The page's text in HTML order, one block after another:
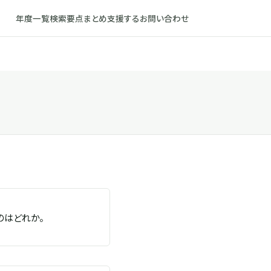
年度一覧検索要点まとめ支援するお問い合わせ
どれか。